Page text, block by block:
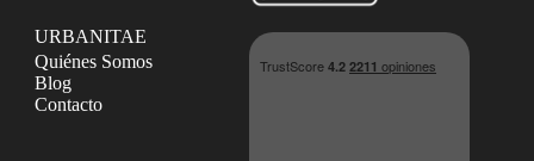
URBANITAE
Quiénes Somos
Blog
Contacto